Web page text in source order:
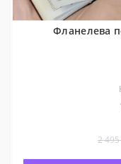
Фланелева
2